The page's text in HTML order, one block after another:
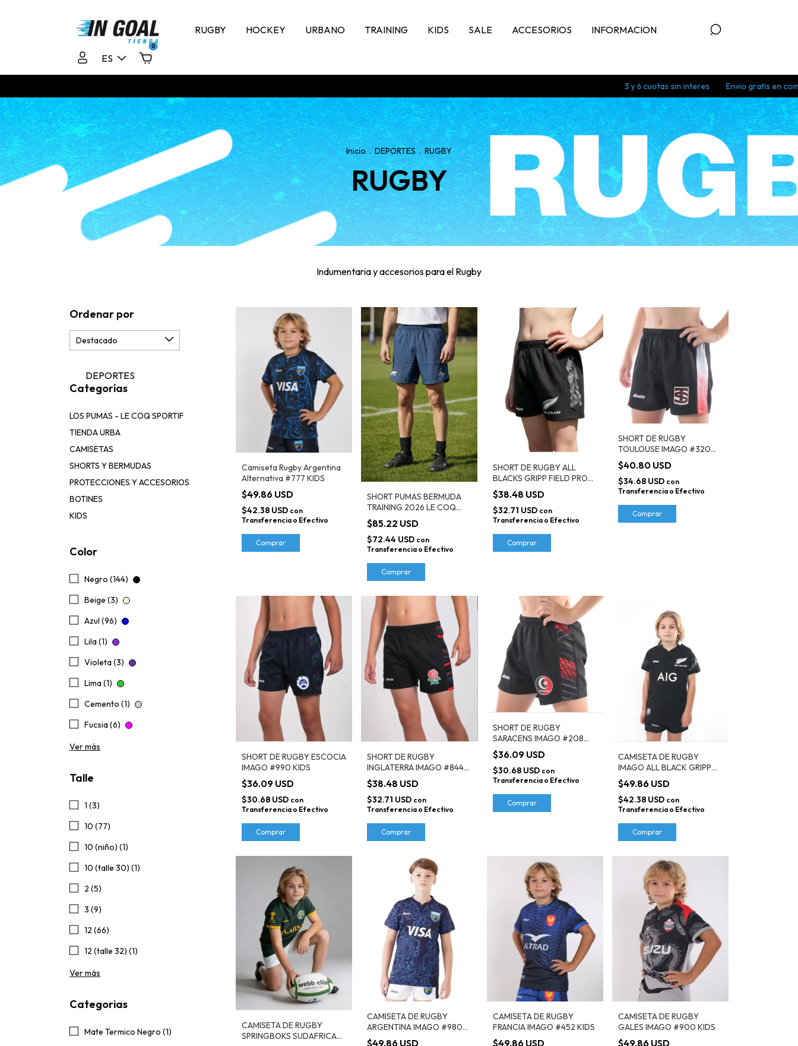
RUGBY HOCKEY URBANO TRAINING KIDS SALE ACCESORIOS INFORMACION
ES
0
3 y 6 cuotas sin interes Envio gratis en compras
Inicio . DEPORTES . RUGBY
RUGBY
Indumentaria y accesorios para el Rugby
Ordenar por
DEPORTES
Categorías
LOS PUMAS - LE COQ SPORTIF
TIENDA URBA
CAMISETAS
SHORTS Y BERMUDAS
PROTECCIONES Y ACCESORIOS
BOTINES
KIDS
Color
Negro (144)
Beige (3)
Azul (96)
Lila (1)
Violeta (3)
Lima (1)
Cemento (1)
Fucsia (6)
Ver más
Talle
1 (3)
10 (77)
10 (niño) (1)
10 (talle 30) (1)
2 (5)
3 (9)
12 (66)
12 (talle 32) (1)
Ver más
Categorias
Mate Termico Negro (1)
Camiseta Rugby Argentina
Alternativa #777 KIDS
$49.86 USD
$42.38 USD con
Transferencia o Efectivo
Comprar
SHORT PUMAS BERMUDA
TRAINING 2026 LE COQ
SPORTIF AZUL -
LTO0226011
$85.22 USD
$72.44 USD con
Transferencia o Efectivo
Comprar
SHORT DE RUGBY ALL
BLACKS GRIPP FIELD PRO
IMAGO #505 KIDS
$38.48 USD
$32.71 USD con
Transferencia o Efectivo
Comprar
SHORT DE RUGBY
TOULOUSE IMAGO #320
KIDS
$40.80 USD
$34.68 USD con
Transferencia o Efectivo
Comprar
SHORT DE RUGBY ESCOCIA
IMAGO #990 KIDS
$36.09 USD
$30.68 USD con
Transferencia o Efectivo
Comprar
SHORT DE RUGBY
INGLATERRA IMAGO #844
KIDS
$38.48 USD
$32.71 USD con
Transferencia o Efectivo
Comprar
SHORT DE RUGBY
SARACENS IMAGO #208
KIDS
$36.09 USD
$30.68 USD con
Transferencia o Efectivo
Comprar
CAMISETA DE RUGBY
IMAGO ALL BLACK GRIPP
#605 KIDS
$49.86 USD
$42.38 USD con
Transferencia o Efectivo
Comprar
CAMISETA DE RUGBY
SPRINGBOKS SUDAFRICA
CAMISETA DE RUGBY
ARGENTINA IMAGO #980
KIDS
$49.86 USD
CAMISETA DE RUGBY
FRANCIA IMAGO #452 KIDS
$49.86 USD
CAMISETA DE RUGBY
GALES IMAGO #900 KIDS
$49.86 USD